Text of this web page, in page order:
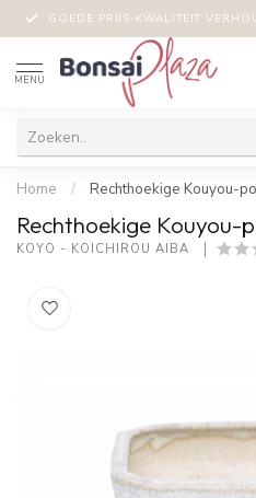
GOEDE PRIJS-KWALITEIT
MENU
Home / Rechthoekige Kouyou-
Rechthoekige Kouyou-
KOYO - KOICHIROU AIBA